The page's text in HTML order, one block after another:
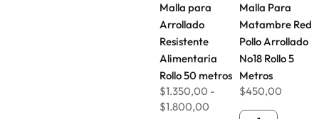
Malla para
Arrollado
Resistente
Alimentaria
Rollo 50 metros
$1.350,00 -
$1.800,00
Malla Para
Matambre Red
Pollo Arrollado
No18 Rollo 5
Metros
$450,00